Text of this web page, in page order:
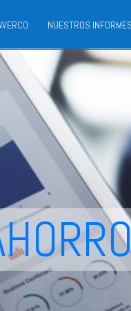
NUESTROS INFORMES